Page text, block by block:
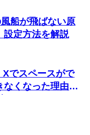
船が飛ばない原
定方法を解説
Xでスペースがで
なくなった理由と